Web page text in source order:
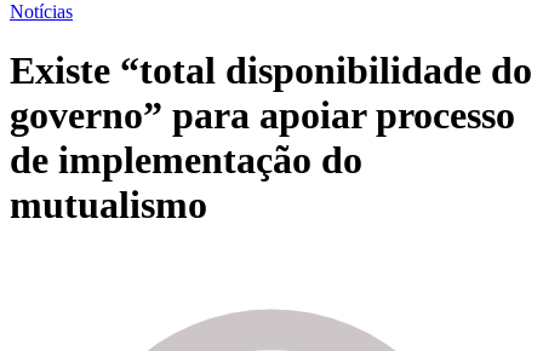
Notícias
Existe “total disponibilidade do
governo” para apoiar processo
de implementação do
mutualismo